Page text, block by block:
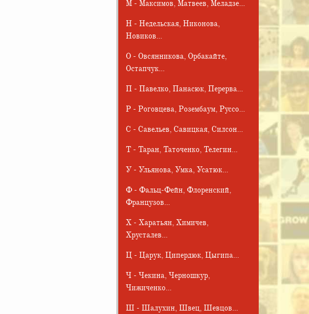
М - Максимов, Матвеев, Меладзе...
Н - Недельская, Никонова,
Новиков...
О - Овсянникова, Орбакайте,
Остапчук...
П - Павелко, Панасюк, Перерва...
Р - Роговцева, Розембаум, Руссо...
С - Савельев, Савицкая, Силсон...
Т - Таран, Таточенко, Телегин...
У - Ульянова, Умка, Усатюк...
Ф - Фальц-Фейн, Флоренский,
Французов...
Х - Харатьян, Химичев,
Хрусталев...
Ц - Царук, Ципердюк, Цыгипа...
Ч - Чекина, Черношкур,
Чижиченко...
Ш - Шалухин, Швец, Шевцов...